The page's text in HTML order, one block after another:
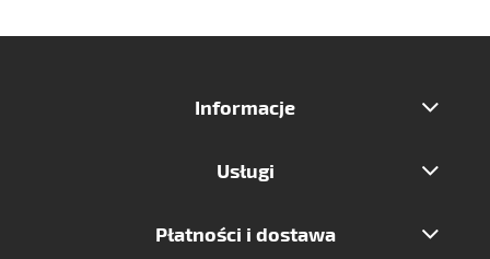
Informacje
Usługi
Płatności i dostawa